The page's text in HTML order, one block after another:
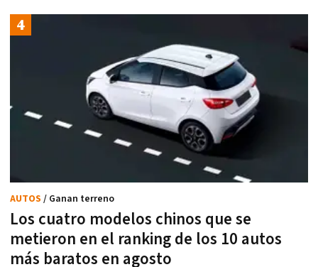
Los cuatro modelos chinos que se
metieron en el ranking de los 10 autos
más baratos en agosto
AUTOS / Ganan terreno